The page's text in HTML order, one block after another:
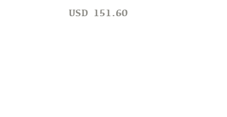
USD 151.60